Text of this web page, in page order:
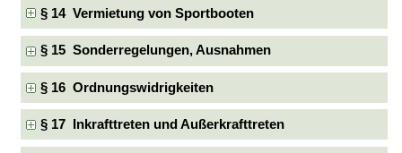
§ 14 Vermietung von Sportbooten
§ 15 Sonderregelungen, Ausnahmen
§ 16 Ordnungswidrigkeiten
§ 17 Inkrafttreten und Außerkrafttreten